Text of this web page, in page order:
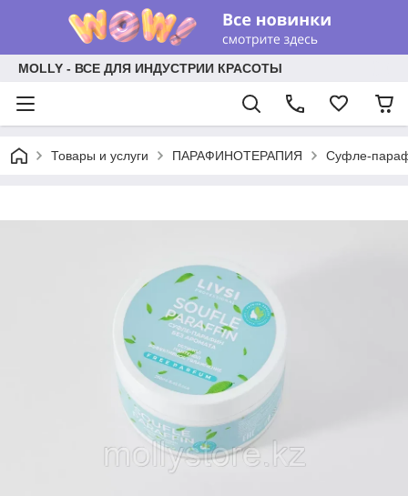
MOLLY - ВСЕ ДЛЯ ИНДУСТРИИ КРАСОТЫ
Товары и услуги ПАРАФИНОТЕРАПИЯ Суфле-